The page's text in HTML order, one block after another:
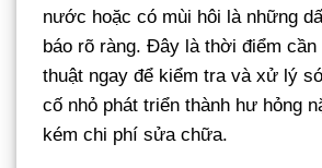
nước hoặc có mùi hôi là những
báo rõ ràng. Đây là thời điểm
thuật ngay để kiểm tra và xử lý
cố nhỏ phát triển thành hư hỏng
kém chi phí sửa chữa.